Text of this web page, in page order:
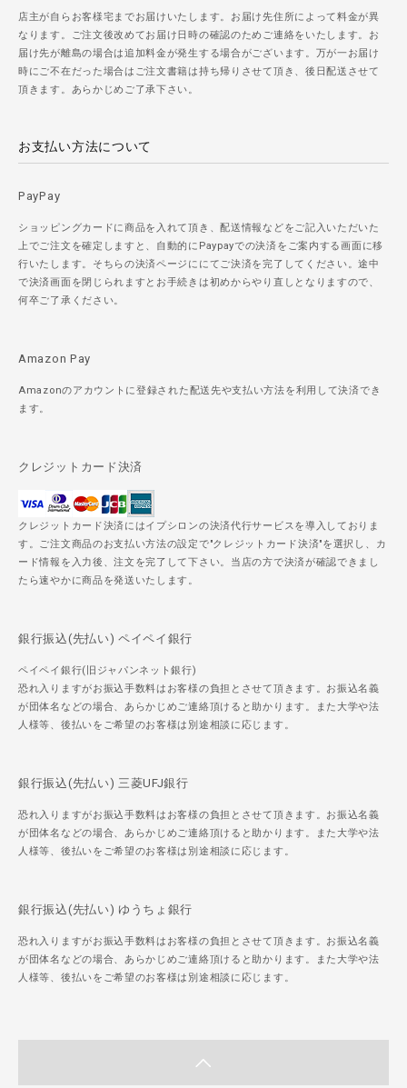
店主が自らお客様宅までお届けいたします。お届け先住所によって料金が異
なります。ご注文後改めてお届け日時の確認のためご連絡をいたします。お
届け先が離島の場合は追加料金が発生する場合がございます。万が一お届け
時にご不在だった場合はご注文書籍は持ち帰りさせて頂き、後日配送させて
頂きます。あらかじめご了承下さい。
お支払い方法について
PayPay
ショッピングカードに商品を入れて頂き、配送情報などをご記入いただいた
上でご注文を確定しますと、自動的にPaypayでの決済をご案内する画面に移
行いたします。そちらの決済ページににてご決済を完了してください。途中
で決済画面を閉じられますとお手続きは初めからやり直しとなりますので、
何卒ご了承ください。
Amazon Pay
Amazonのアカウントに登録された配送先や支払い方法を利用して決済でき
ます。
クレジットカード決済
クレジットカード決済にはイプシロンの決済代行サービスを導入しておりま
す。ご注文商品のお支払い方法の設定で"クレジットカード決済"を選択し、カ
ード情報を入力後、注文を完了して下さい。当店の方で決済が確認できまし
たら速やかに商品を発送いたします。
銀行振込(先払い) ペイペイ銀行
ペイペイ銀行(旧ジャパンネット銀行)
恐れ入りますがお振込手数料はお客様の負担とさせて頂きます。お振込名義
が団体名などの場合、あらかじめご連絡頂けると助かります。また大学や法
人様等、後払いをご希望のお客様は別途相談に応じます。
銀行振込(先払い) 三菱UFJ銀行
恐れ入りますがお振込手数料はお客様の負担とさせて頂きます。お振込名義
が団体名などの場合、あらかじめご連絡頂けると助かります。また大学や法
人様等、後払いをご希望のお客様は別途相談に応じます。
銀行振込(先払い) ゆうちょ銀行
恐れ入りますがお振込手数料はお客様の負担とさせて頂きます。お振込名義
が団体名などの場合、あらかじめご連絡頂けると助かります。また大学や法
人様等、後払いをご希望のお客様は別途相談に応じます。